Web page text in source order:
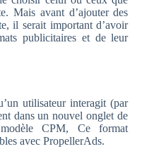
Mais avant d’ajouter des
il serait important d’avoir
publicitaires et de leur
utilisateur interagit (par
dans un nouvel onglet de
CPM, Ce format
avec PropellerAds.